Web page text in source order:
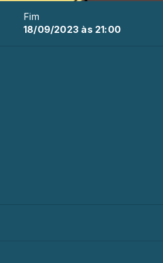
Fim
18/09/2023 às 21:00